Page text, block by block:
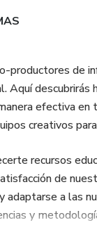
📍 Acceso
💡 Si estás listo
productores de
Aquí
efectiva
creativos
recursos
de
adaptarse a las
y